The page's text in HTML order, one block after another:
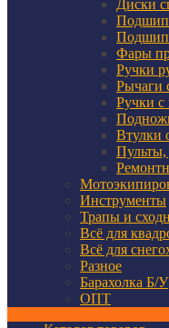
Диски
Фары
Ручки
Рычаги
Ручки с
Втулки
Инструменты
Трапы и
Всё для
Всё для
Разное
Барахолка Б/У
ОПТ